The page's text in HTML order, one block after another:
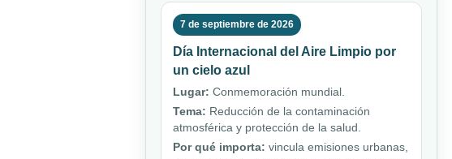
7 de septiembre de 2026
Día Internacional del Aire Limpio por
un cielo azul
Lugar: Conmemoración mundial.
Tema: Reducción de la contaminación
atmosférica y protección de la salud.
Por qué importa: vincula emisiones urbanas,